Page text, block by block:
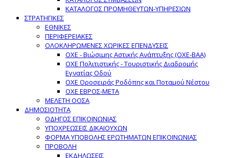
ΚΑΤΑΛΟΓΟΣ ΠΡΟΜΗΘΕΥΤΩΝ-ΥΠΗΡΕΣΙΩΝ
ΣΤΡΑΤΗΓΙΚΕΣ
ΕΘΝΙΚΕΣ
ΠΕΡΙΦΕΡΕΙΑΚΕΣ
ΟΛΟΚΛΗΡΩΜΕΝΕΣ ΧΩΡΙΚΕΣ ΕΠΕΝΔΥΣΕΙΣ
ΟΧΕ - Βιώσιμης Αστικής Ανάπτυξης (ΟΧΕ-ΒΑΑ)
ΟΧΕ Πολιτιστικής - Τουριστικής Διαδρομής
Εγνατίας Οδού
ΟΧΕ Οροσειράς Ροδόπης και Ποταμού Νέστου
ΟΧΕ ΕΒΡΟΣ-ΜΕΤΑ
ΜΕΛΕΤΗ ΟΟΣΑ
ΔΗΜΟΣΙΟΤΗΤΑ
ΟΔΗΓΟΣ ΕΠΙΚΟΙΝΩΝΙΑΣ
ΥΠΟΧΡΕΩΣΕΙΣ ΔΙΚΑΙΟΥΧΩΝ
ΦΟΡΜΑ ΥΠΟΒΟΛΗΣ ΕΡΩΤΗΜΑΤΩΝ ΕΠΙΚΟΙΝΩΝΙΑΣ
ΠΡΟΒΟΛΗ
ΕΚΔΗΛΩΣΕΙΣ